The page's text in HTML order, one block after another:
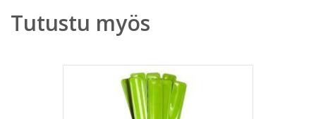
Tutustu myös